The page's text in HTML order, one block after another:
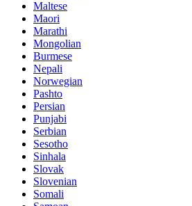
Maltese
Maori
Marathi
Mongolian
Burmese
Nepali
Norwegian
Pashto
Persian
Punjabi
Serbian
Sesotho
Sinhala
Slovak
Slovenian
Somali